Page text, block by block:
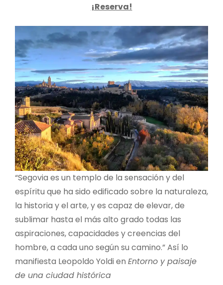
¡Reserva!
“Segovia es un templo de la sensación y del
espíritu que ha sido edificado sobre la naturaleza,
la historia y el arte, y es capaz de elevar, de
sublimar hasta el más alto grado todas las
aspiraciones, capacidades y creencias del
hombre, a cada uno según su camino.” Así lo
manifiesta Leopoldo Yoldi en Entorno y paisaje
de una ciudad histórica